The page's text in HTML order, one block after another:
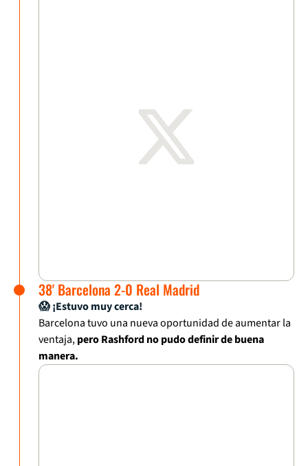
38' Barcelona 2-0 Real Madrid
😱 ¡Estuvo muy cerca!
Barcelona tuvo una nueva oportunidad de aumentar la
ventaja,pero Rashford no pudo definir de buena
manera.